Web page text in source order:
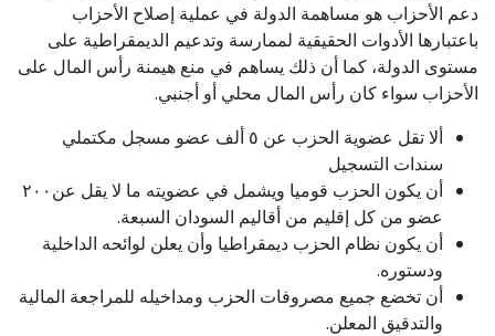
دعم الأحزاب هو مساهمة الدولة في عملية إصلاح الأحزاب
باعتبارها الأدوات الحقيقية لممارسة وتدعيم الديمقراطية على
مستوى الدولة، كما أن ذلك يساهم في منع هيمنة رأس المال على
الأحزاب سواء كان رأس المال محلي أو أجنبي.
ألا تقل عضوية الحزب عن ٥ ألف عضو مسجل مكتملي
سندات التسجيل
أن يكون الحزب قوميا ويشمل في عضويته ما لا يقل عن٢٠٠
عضو من كل إقليم من أقاليم السودان السبعة.
أن يكون نظام الحزب ديمقراطيا وأن يعلن لوائحه الداخلية
ودستوره.
أن تخضع جميع مصروفات الحزب ومداخيله للمراجعة المالية
والتدقيق المعلن.